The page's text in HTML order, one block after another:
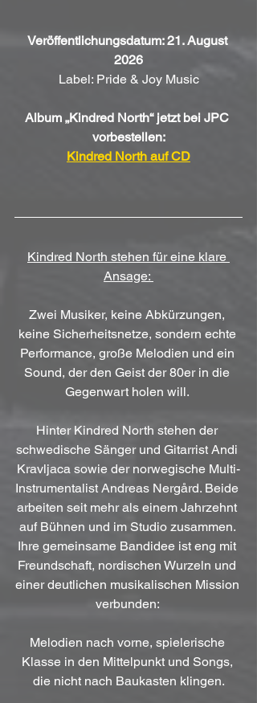
Veröffentlichungsdatum: 21. August
2026
Label: Pride & Joy Music
Album „Kindred North“ jetzt bei JPC
vorbestellen:
Kindred North auf CD
Kindred North stehen für eine klare
Ansage:
Zwei Musiker, keine Abkürzungen,
keine Sicherheitsnetze, sondern echte
Performance, große Melodien und ein
Sound, der den Geist der 80er in die
Gegenwart holen will.
Hinter Kindred North stehen der
schwedische Sänger und Gitarrist Andi
Kravljaca sowie der norwegische Multi-
Instrumentalist Andreas Nergård. Beide
arbeiten seit mehr als einem Jahrzehnt
auf Bühnen und im Studio zusammen.
Ihre gemeinsame Bandidee ist eng mit
Freundschaft, nordischen Wurzeln und
einer deutlichen musikalischen Mission
verbunden:
Melodien nach vorne, spielerische
Klasse in den Mittelpunkt und Songs,
die nicht nach Baukasten klingen.